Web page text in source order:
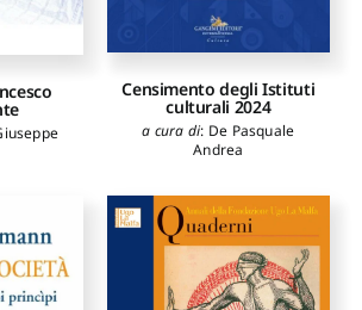
Censimento degli Istituti
culturali 2024
a cura di: De Pasquale
Andrea